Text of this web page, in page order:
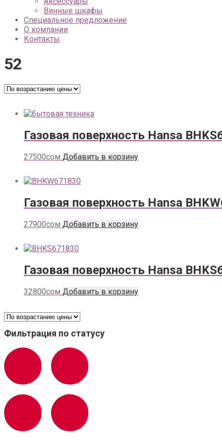
Винные шкафы
Специальное предложение
О компании
Контакты
52
Газовая поверхность Hansa
27500сом Добавить в корзину
Газовая поверхность Hansa
27900сом Добавить в корзину
Газовая поверхность Hansa
32800сом Добавить в корзину
Фильтрация по статусу